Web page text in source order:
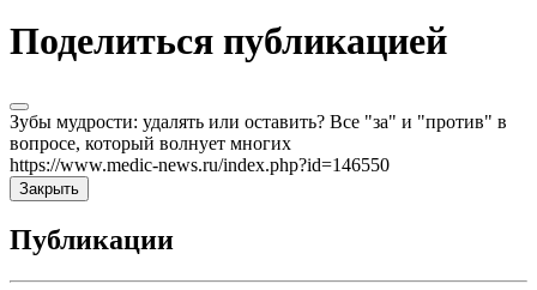
Поделиться публикацией
Зубы мудрости: удалять или оставить? Все "за" и "против" в
вопросе, который волнует многих
https://www.medic-news.ru/index.php?id=146550
Закрыть
Публикации